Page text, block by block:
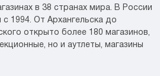
в 38 странах мира. В России
с 1994. От Архангельска до
открыто более 180 магазинов,
но и аутлеты, магазины